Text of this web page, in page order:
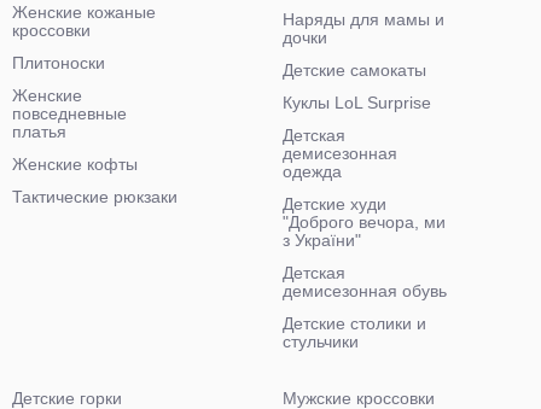
Женские кожаные
кроссовки
Плитоноски
Женские
повседневные
платья
Женские кофты
Тактические рюкзаки
Наряды для мамы и
дочки
Детские самокаты
Куклы LoL Surprise
Детская
демисезонная
одежда
Детские худи
"Доброго вечора, ми
з України"
Детская
демисезонная обувь
Детские столики и
стульчики
Детские горки
Мужские кроссовки